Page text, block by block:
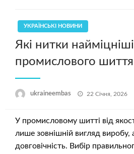
УКРАЇНСЬКІ НОВИНИ
Які нитки
промислового шиття
ukraineembas Опубліковано
22 Січня, 2026
У промисловому шитті від
лише зовнішній вигляд виробу,
довговічність. Вибір